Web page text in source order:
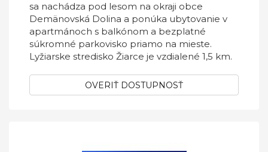
sa nachádza pod lesom na okraji obce
Demänovská Dolina a ponúka ubytovanie v
apartmánoch s balkónom a bezplatné
súkromné parkovisko priamo na mieste.
Lyžiarske stredisko Žiarce je vzdialené 1,5 km.
OVERIŤ DOSTUPNOSŤ